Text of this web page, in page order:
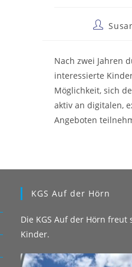
Beitrags-
Nach zwei Jahren
interessierte
Möglichkeit, sich
aktiv an digitalen,
Angeboten
KGS Auf der Hörn
Die KGS Auf der Hörn freut
Kinder.